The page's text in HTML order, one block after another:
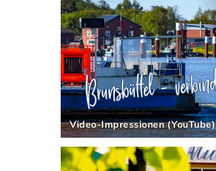
Video-Impressionen (YouTube)
Einblick in die Schleusenstadt